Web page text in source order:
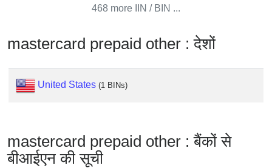
Credit
Card
Checker
Service
is
My
468 more IIN / BIN ...
mastercard prepaid other : देशों
United States (1 BINs)
mastercard prepaid other : बैंकों से
बीआईएन की सूची